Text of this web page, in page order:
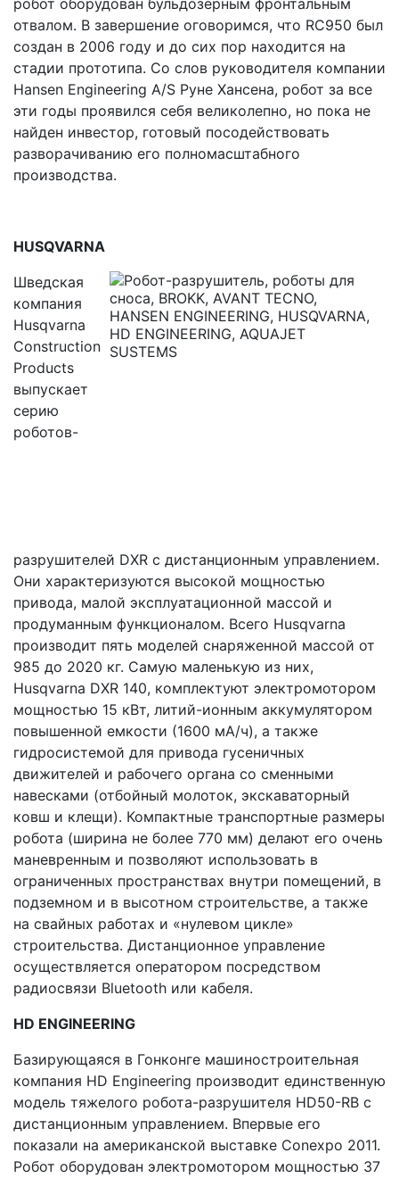
робот оборудован бульдозерным фронтальным
отвалом. В завершение оговоримся, что RC950 был
создан в 2006 году и до сих пор находится на
стадии прототипа. Со слов руководителя компании
Hansen Engineering A/S Руне Хансена, робот за все
эти годы проявился себя великолепно, но пока не
найден инвестор, готовый посодействовать
разворачиванию его полномасштабного
производства.
HUSQVARNA
Шведская
компания
Husqvarna
Construction
Products
выпускает
серию
роботов-
разрушителей DXR с дистанционным управлением.
Они характеризуются высокой мощностью
привода, малой эксплуатационной массой и
продуманным функционалом. Всего Husqvarna
производит пять моделей снаряженной массой от
985 до 2020 кг. Самую маленькую из них,
Husqvarna DXR 140, комплектуют электромотором
мощностью 15 кВт, литий-ионным аккумулятором
повышенной емкости (1600 мА/ч), а также
гидросистемой для привода гусеничных
движителей и рабочего органа со сменными
навесками (отбойный молоток, экскаваторный
ковш и клещи). Компактные транспортные размеры
робота (ширина не более 770 мм) делают его очень
маневренным и позволяют использовать в
ограниченных пространствах внутри помещений, в
подземном и в высотном строительстве, а также
на свайных работах и «нулевом цикле»
строительства. Дистанционное управление
осуществляется оператором посредством
радиосвязи Bluetooth или кабеля.
HD ENGINEERING
Базирующаяся в Гонконге машиностроительная
компания HD Engineering производит единственную
модель тяжелого робота-разрушителя HD50-RB с
дистанционным управлением. Впервые его
показали на американской выставке Conexpo 2011.
Робот оборудован электромотором мощностью 37